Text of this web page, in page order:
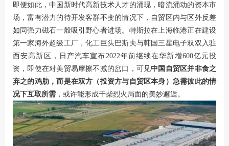
即便如此，中国新时代高新技术人才的涌现，暗流涌动的资本市
场，富有潜力的待开发客群不变的情况下，自贸区内与区外反差
如同强力磁石一般吸引野心者进场。特斯拉在上海临港正在建设
第一家海外超级工厂，化工巨头巴斯夫与韩国三星电子双双入驻
西安高新区，日产汽车宣布2022年前继续在华新增600亿元投
资，即使在对美贸易摩擦不减的岔口，可见中国自贸区并非食之
弃之的鸡肋，而是在双方（投资方与自贸区本身）急需彼此的情
况下互取所需 ，或许能形成干柴烈火局面的美妙邂逅。